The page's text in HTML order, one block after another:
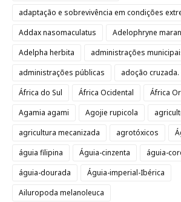
adaptação e sobrevivência em condições
Addax nasomaculatus
Adelophryne
Adelpha herbita
administrações
administrações públicas
adoção cruzada.
África do Sul
África Ocidental
África
Agamia agami
Agojie rupicola
agricultura mecanizada
agrotóxicos
águia filipina
Águia-cinzenta
águia-
águia-dourada
Águia-imperial-Ibérica
Ailuropoda melanoleuca